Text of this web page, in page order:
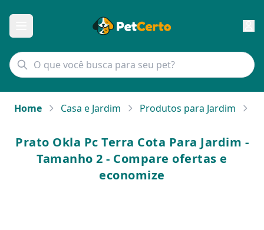
Home Casa e Jardim Produtos para Jardim
Prato Okla Pc Terra Cota Para Jardim -
Tamanho 2 - Compare ofertas e
economize